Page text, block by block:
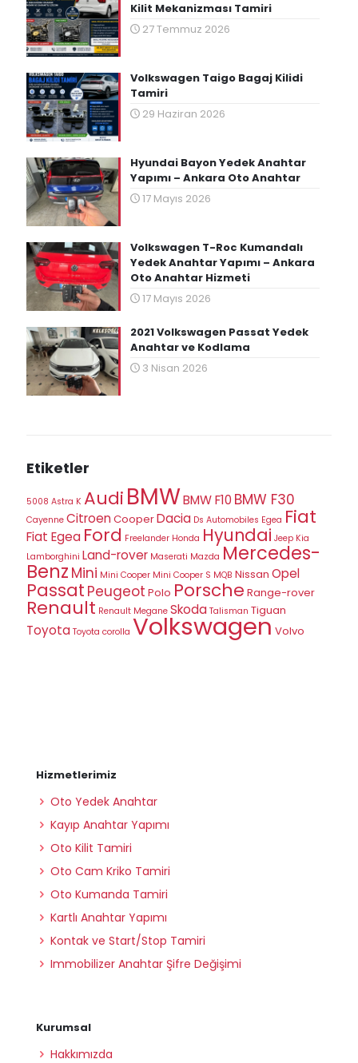
Kilit Mekanizması Tamiri
27 Temmuz 2026
Volkswagen Taigo Bagaj Kilidi
Tamiri
29 Haziran 2026
Hyundai Bayon Yedek Anahtar
Yapımı – Ankara Oto Anahtar
17 Mayıs 2026
Volkswagen T-Roc Kumandalı
Yedek Anahtar Yapımı – Ankara
Oto Anahtar Hizmeti
17 Mayıs 2026
2021 Volkswagen Passat Yedek
Anahtar ve Kodlama
3 Nisan 2026
Etiketler
5008 Astra K AudiBMWBMW F10 BMW F30
Cayenne CitroenCooperDacia Ds Automobiles Egea Fiat
Fiat Egea Ford Freelander Honda Hyundai Jeep Kia
Lamborghini Land-rover Maserati Mazda Mercedes-
Benz Mini Mini Cooper Mini Cooper S MQB Nissan Opel
Passat Peugeot Polo Porsche Range-rover
Renault Renault Megane Skoda Talisman Tiguan
Toyota Toyota corolla Volkswagen Volvo
Hizmetlerimiz
Oto Yedek Anahtar
Kayıp Anahtar Yapımı
Oto Kilit Tamiri
Oto Cam Kriko Tamiri
Oto Kumanda Tamiri
Kartlı Anahtar Yapımı
Kontak ve Start/Stop Tamiri
Immobilizer Anahtar Şifre Değişimi
Kurumsal
Hakkımızda